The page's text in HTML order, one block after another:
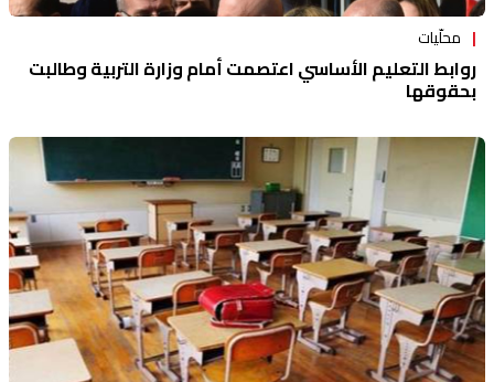
محلّيات
روابط التعليم الأساسي اعتصمت أمام وزارة التربية وطالبت
بحقوقها